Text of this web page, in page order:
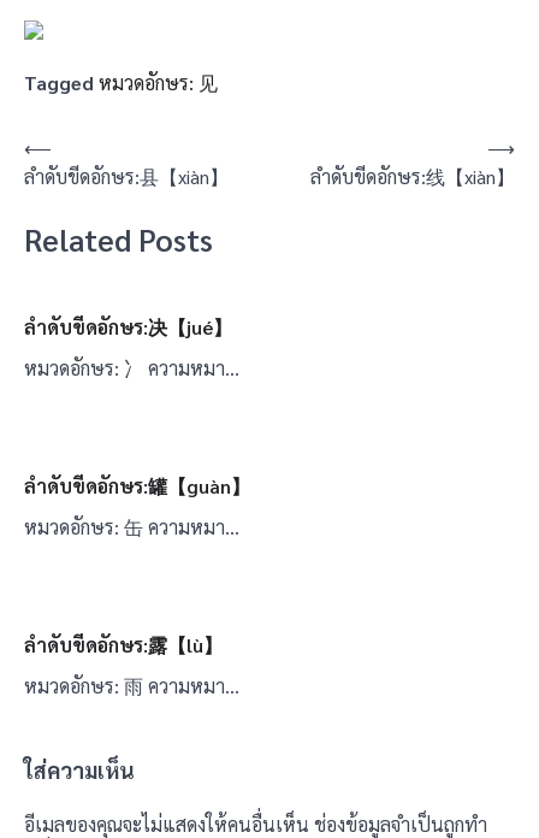
Tagged หมวดอักษร: 见
แนะแนว
เรื่อง
⟵
ลำดับขีดอักษร:县【xiàn】
ลำดับขีดอักษร:线【xiàn】
⟶
Related Posts
ลำดับขีดอักษร:决【jué】
หมวดอักษร: 冫 ความหมา…
ลำดับขีดอักษร:罐【guàn】
หมวดอักษร: 缶 ความหมา…
ลำดับขีดอักษร:露【lù】
หมวดอักษร: 雨 ความหมา…
ใส่ความเห็น
อีเมลของคุณจะไม่แสดงให้คนอื่นเห็น ช่องข้อมูลจำเป็นถูกทำ